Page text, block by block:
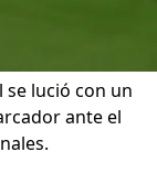
se lució con un
ante el